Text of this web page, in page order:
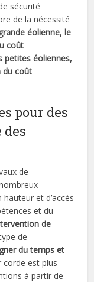
sécurité
de la nécessité
éolienne, le
coût
petites éoliennes,
du coût
pour des
de
et d’accès
et du
de
de
du temps et
corde est plus
à partir de